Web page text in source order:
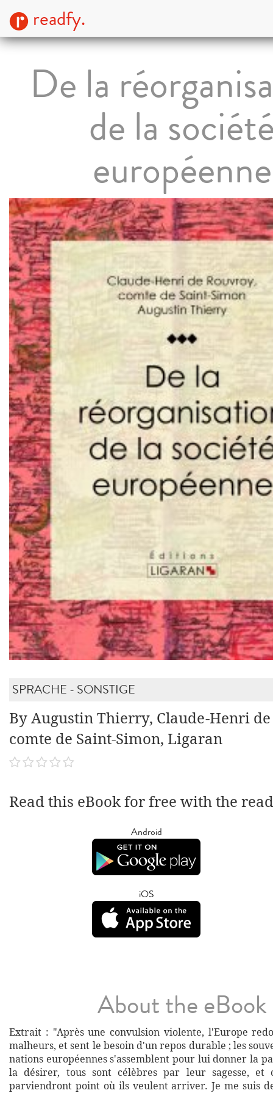
readfy.
De la
de la
européenne
SPRACHE - SONSTIGE
By Augustin Thierry, Claude-Henri
comte de Saint-Simon, Ligaran
Read this eBook for free with the
Android
iOS
About the eBook
Extrait : "Après une convulsion violente, l'Europe
malheurs, et sent le besoin d'un repos durable ; les
nations européennes s'assemblent pour lui donner la
la désirer, tous sont célèbres par leur sagesse, et
parviendront point où ils veulent arriver. Je me suis